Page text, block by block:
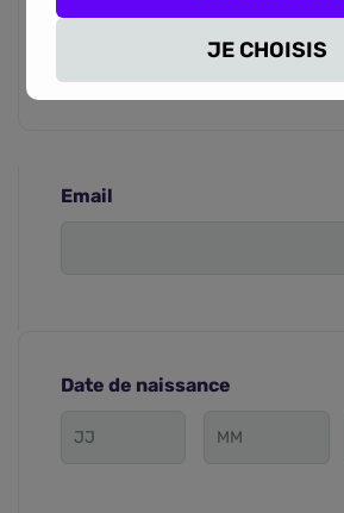
Email
Date de naissance
JE CHOISIS